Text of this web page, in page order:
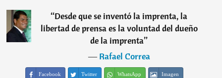
“Desde que se inventó la imprenta, la
libertad de prensa es la voluntad del dueño
de la imprenta”
―Rafael Correa
Facebook Twitter WhatsApp Imagen